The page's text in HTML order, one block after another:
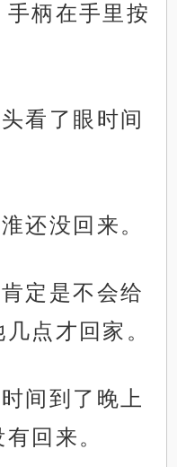
柄在手里按
看了眼时间
还没回来。
定是不会给
点才回家。
间到了晚上
回来。